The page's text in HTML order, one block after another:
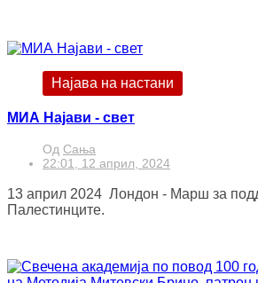
Најава на настани
МИА Најави - свет
Од Сања
22:01, 12 април, 2024
13 април 2024 Лондон - Марш за
Палестинците.